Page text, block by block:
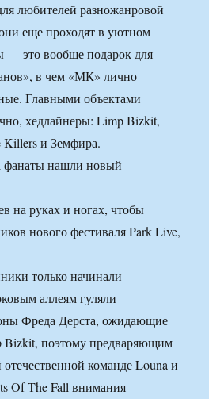
любителей разножанровой
еще проходят в уютном
— это вообще подарок для
в чем «МК» лично
Главными объектами
хедлайнеры: Limp Bizkit,
и Земфира.
на руках и ногах, чтобы
нового фестиваля Park Live,
только начинали
аллеям гуляли
Фреда Дерста, ожидающие
Bizkit, поэтому предваряющим
команде Louna и
Of The Fall внимания